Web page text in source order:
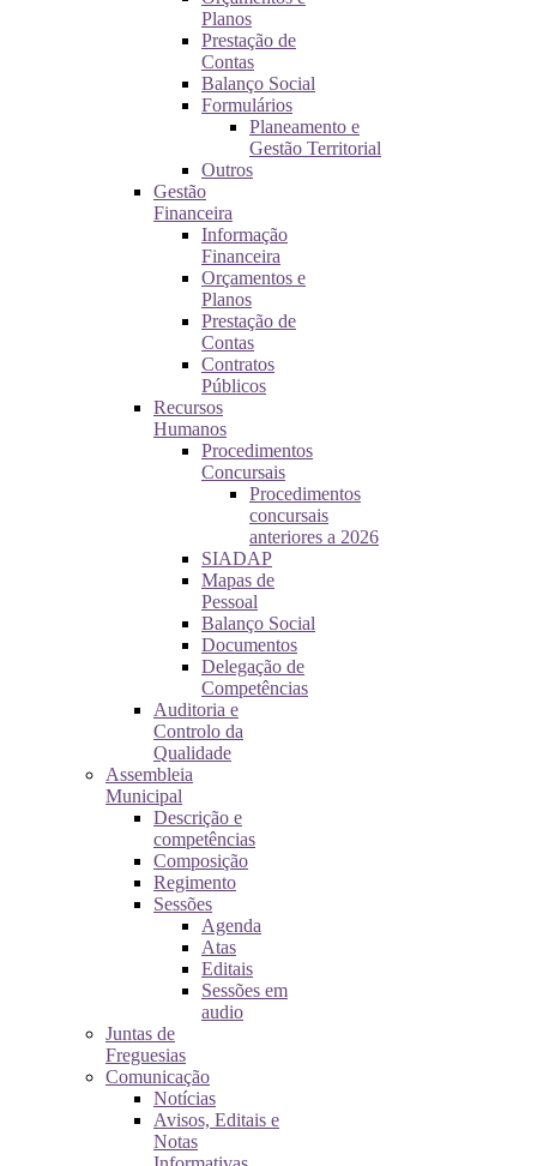
Planos
Prestação de
Contas
Balanço Social
Formulários
Planeamento e
Gestão Territorial
Outros
Gestão
Financeira
Informação
Financeira
Orçamentos e
Planos
Prestação de
Contas
Contratos
Públicos
Recursos
Humanos
Procedimentos
Concursais
Procedimentos
concursais
anteriores a 2026
SIADAP
Mapas de
Pessoal
Balanço Social
Documentos
Delegação de
Competências
Auditoria e
Controlo da
Qualidade
Assembleia
Municipal
Descrição e
competências
Composição
Regimento
Sessões
Agenda
Atas
Editais
Sessões em
audio
Juntas de
Freguesias
Comunicação
Notícias
Avisos, Editais e
Notas